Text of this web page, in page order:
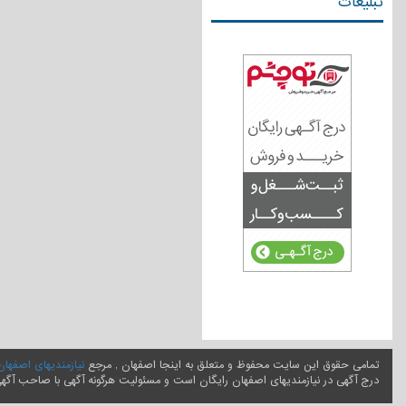
تمامی حقوق این سایت محفوظ و متعلق به اینجا اصفهان , مرجع نیازمندیهای
درج آگهی در نیازمندیهای اصفهان رایگان است و مسئولیت هرگونه آگهی با صاحب